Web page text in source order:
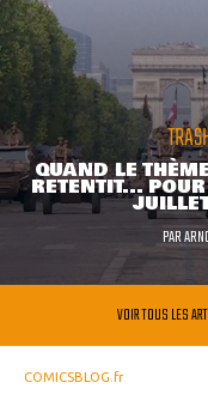
QUAND LE
RETENTIT...
PAR
VOIR TOUS LES
COMICSBLOG.fr